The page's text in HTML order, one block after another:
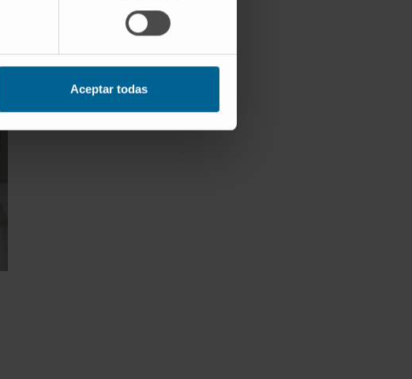
Aceptar todas